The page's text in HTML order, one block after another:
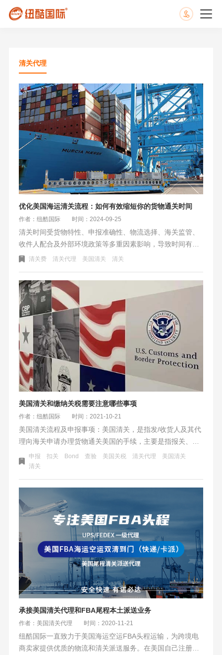
清关代理
优化美国海运清关流程：如何有效缩短你的货物通关时间
作者：纽酷国际 时间：2024-09-25
清关时间受货物特性、申报准确性、物流选择、海关监管、
收件人配合及外部环境政策等多重因素影响，导致时间有快
有慢。了解并规避这些影响因素，对于确保货物快速高效通
清关费 清关代理 美国清关 清关
美国清关和缴纳关税需要注意哪些事项
作者：纽酷国际 时间：2021-10-21
美国清关流程及申报事项：美国清关，是指发/收货人及其代
理向海关申请办理货物通关美国的手续，主要是指报关、报
检、报关文件，运输、派送等一系列具体操作，货物通关作
业主要流程为：开船前24小时内申报ISF 10+2、到港前3-4
申报 扣关 Bond 查验 美国关税 清关代理
美国清关
清关
承接美国清关代理和FBA尾程本土派送业务
作者：美国清关代理 时间：2020-11-21
纽酷国际一直致力于美国海运空运FBA头程运输，为跨境电
商卖家提供优质的物流和清关派送服务。在美国自己注册了